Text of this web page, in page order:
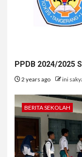
PPDB 2024/2025
2 years ago ini
BERITA SEKOLAH